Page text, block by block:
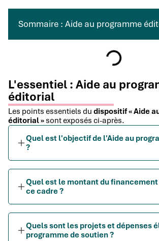
Sommaire : Aide au programme
L'essentiel : Aide au
éditorial
Les points essentiels du dispositif « Aide
éditorial » sont exposés ci-après.
Quel est l'objectif de l'Aide au
?
Quel est le montant du
ce cadre ?
Quels sont les projets et dépenses
programme de soutien ?